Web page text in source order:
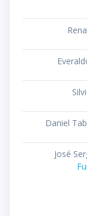
Daniel
José